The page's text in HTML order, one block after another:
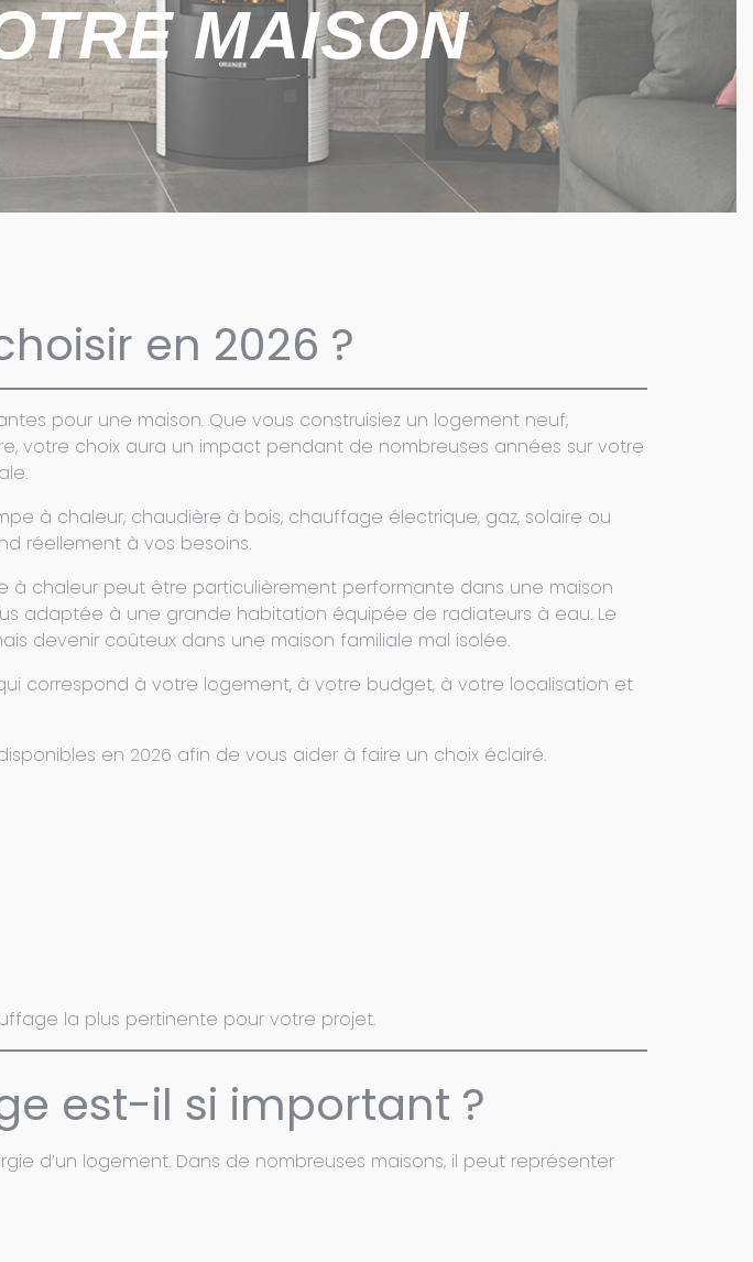
MAISON
en 2026 ?
pour une maison. Que vous construisiez un logement neuf,
votre choix aura un impact pendant de nombreuses années sur votre
à chaleur, chaudière à bois, chauffage électrique, gaz, solaire ou
réellement à vos besoins.
chaleur peut être particulièrement performante dans une maison
adaptée à une grande habitation équipée de radiateurs à eau. Le
devenir coûteux dans une maison familiale mal isolée.
correspond à votre logement, à votre budget, à votre localisation et
en 2026 afin de vous aider à faire un choix éclairé.
la plus pertinente pour votre projet.
est-il si important ?
d’un logement. Dans de nombreuses maisons, il peut représenter